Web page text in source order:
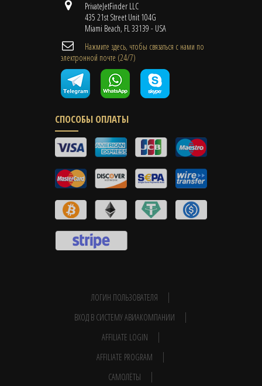
PrivateJetFinder LLC
435 21st Street Unit 104G
Miami Beach, FL 33139 - USA
Нажмите здесь, чтобы связаться с нами по
электронной почте (24/7)
СПОСОБЫ ОПЛАТЫ
ЛОГИН ПОЛЬЗОВАТЕЛЯ
ВХОД В СИСТЕМУ АВИАКОМПАНИИ
AFFILIATE LOGIN
AFFILIATE PROGRAM
САМОЛЁТЫ